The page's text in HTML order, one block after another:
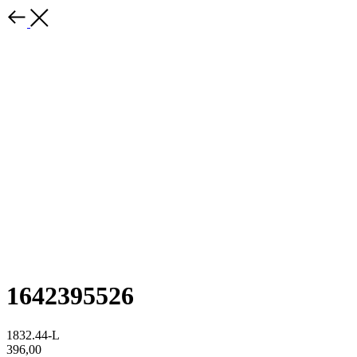
1642395526
1832.44-L
396,00